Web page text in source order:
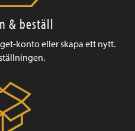
& beställ
konto eller skapa ett nytt.